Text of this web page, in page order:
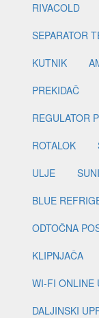
RIVACOLD
SEPARATOR
KUTNIK
PREKIDAČ
REGULATOR
ROTALOK
ULJE
BLUE
ODTOČNA
KLIPNJAČA
WI-FI ONLINE
DALJINSKI